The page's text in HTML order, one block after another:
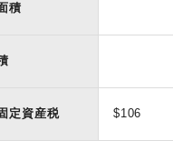
積
定資産税 $106